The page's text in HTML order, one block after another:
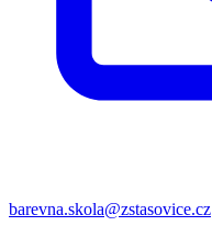
barevna.skola@zstasovice.cz